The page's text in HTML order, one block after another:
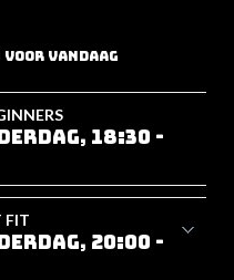
VANDAAG
18:30 -
FIT
20:00 -